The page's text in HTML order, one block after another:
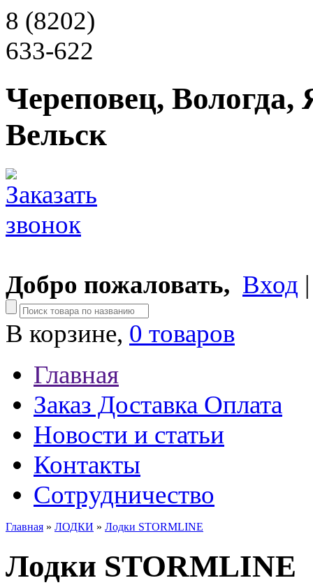
8 (8202)
633-622
Череповец, Вологда,
Вельск
Добро пожаловать, Вход
В корзине, 0 товаров
Главная
Заказ Доставка Оплата
Новости и статьи
Контакты
Сотрудничество
Главная » ЛОДКИ » Лодки STORMLINE
Лодки STORMLINE